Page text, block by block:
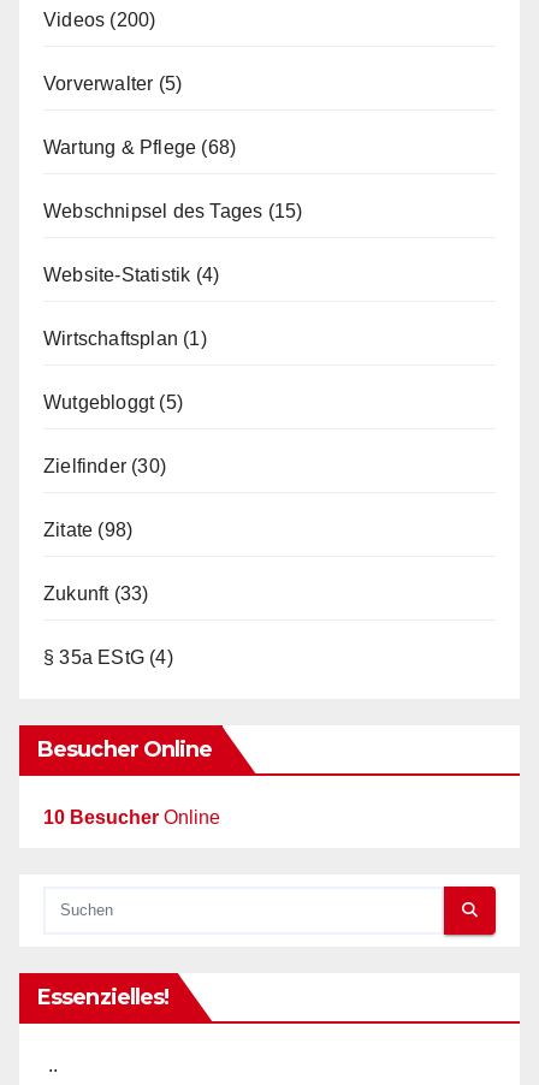
Videos (200)
Vorverwalter (5)
Wartung & Pflege (68)
Webschnipsel des Tages (15)
Website-Statistik (4)
Wirtschaftsplan (1)
Wutgebloggt(5)
Zielfinder (30)
Zitate (98)
Zukunft(33)
§ 35a EStG (4)
Besucher Online
10 Besucher Online
Essenzielles!
..